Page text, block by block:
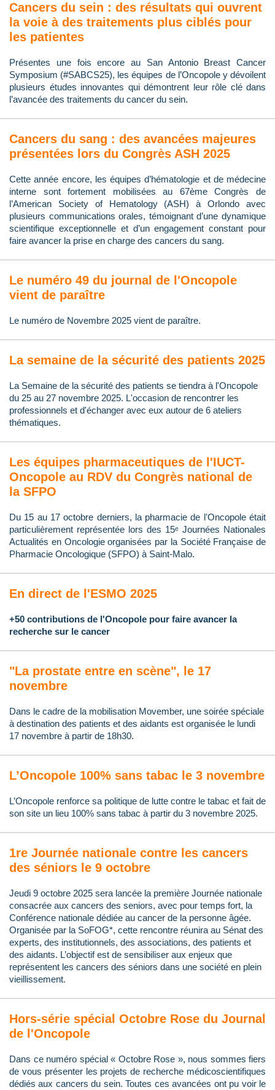
Cancers du sein : des résultats qui ouvrent
la voie à des traitements plus ciblés pour
les patientes
Présentes une fois encore au San Antonio Breast Cancer
Symposium (#SABCS25), les équipes de l’Oncopole y dévoilent
plusieurs études innovantes qui démontrent leur rôle clé dans
l’avancée des traitements du cancer du sein.
Cancers du sang : des avancées majeures
présentées lors du Congrès ASH 2025
Cette année encore, les équipes d’hématologie et de médecine
interne sont fortement mobilisées au 67ème Congrès de
l’American Society of Hematology (ASH) à Orlondo avec
plusieurs communications orales, témoignant d’une dynamique
scientifique exceptionnelle et d’un engagement constant pour
faire avancer la prise en charge des cancers du sang.
Le numéro 49 du journal de l'Oncopole
vient de paraître
Le numéro de Novembre 2025 vient de paraître.
La semaine de la sécurité des patients 2025
La Semaine de la sécurité des patients se tiendra à l'Oncopole
du 25 au 27 novembre 2025. L'occasion de rencontrer les
professionnels et d'échanger avec eux autour de 6 ateliers
thématiques.
Les équipes pharmaceutiques de l'IUCT-
Oncopole au RDV du Congrès national de
la SFPO
Du 15 au 17 octobre derniers, la pharmacie de l'Oncopole était
particulièrement représentée lors des 15ᵉ Journées Nationales
Actualités en Oncologie organisées par la Société Française de
Pharmacie Oncologique (SFPO) à Saint-Malo.
En direct de l'ESMO 2025
+50 contributions de l'Oncopole pour faire avancer la
recherche sur le cancer
"La prostate entre en scène", le 17
novembre
Dans le cadre de la mobilisation Movember, une soirée spéciale
à destination des patients et des aidants est organisée le lundi
17 novembre à partir de 18h30.
L’Oncopole 100% sans tabac le 3 novembre
L’Oncopole renforce sa politique de lutte contre le tabac et fait de
son site un lieu 100% sans tabac à partir du 3 novembre 2025.
1re Journée nationale contre les cancers
des séniors le 9 octobre
Jeudi 9 octobre 2025 sera lancée la première Journée nationale
consacrée aux cancers des seniors, avec pour temps fort, la
Conférence nationale dédiée au cancer de la personne âgée.
Organisée par la SoFOG*, cette rencontre réunira au Sénat des
experts, des institutionnels, des associations, des patients et
des aidants. L’objectif est de sensibiliser aux enjeux que
représentent les cancers des séniors dans une société en plein
vieillissement.
Hors-série spécial Octobre Rose du Journal
de l'Oncopole
Dans ce numéro spécial « Octobre Rose », nous sommes fiers
de vous présenter les projets de recherche médicoscientifiques
dédiés aux cancers du sein. Toutes ces avancées ont pu voir le